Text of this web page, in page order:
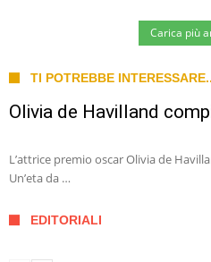
Carica più
TI POTREBBE
Olivia de Havilland
L’attrice premio oscar Olivia de
Un’eta da …
EDITORIALI